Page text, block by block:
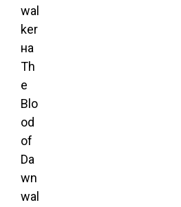
wal
ker
на
Th
e
Blo
od
of
Da
wn
wal